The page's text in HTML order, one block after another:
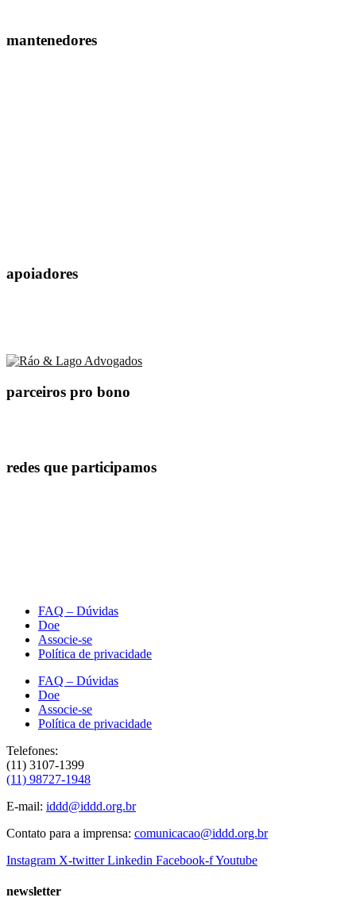
mantenedores
apoiadores
parceiros pro bono
redes que participamos
FAQ – Dúvidas
Doe
Associe-se
Política de privacidade
FAQ – Dúvidas
Doe
Associe-se
Política de privacidade
Telefones:
(11) 3107-1399
(11) 98727-1948
E-mail: iddd@iddd.org.br
Contato para a imprensa: comunicacao@iddd.org.br
Instagram X-twitter Linkedin Facebook-fYoutube
newsletter